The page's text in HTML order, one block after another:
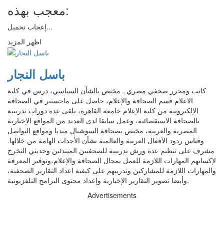
معجب بهذه:
إعجابتحميل...
اظهر المزيد
باسل النجار
كاتب ومحرر صحفي مصري ـ مختص بالشأن السياسي، درس في كلية
الاعلام قسم الصحافة والإعلام، حاصل على ماجستير في الصحافة
الإلكترونية من كلية الإعلام جامعة القاهرة، تلقى عدة دورات تدريبية
بالصحافة الاستقصائية، وعمل سابقا لدى العديد من المواقع الإخبارية
المصرية والعربية، مختص بصحافة السوشيال ميديا ومواقع التواصل
وقياس ردود الأفعال العربية والعالمية بشأن الأحداث الهامة من خلالها.
مشرف على تنظيم عدة ورش تدريبية للصحفيين المبتدئين وحديثي التخرج
لإكسابهم المهارات اللازمة للعمل بمجال الصحافة والإعلام،وتوفير المعرفة
والمهارات اللازمة للمشاركين وتدريبهم على كيفية اعداد التقارير الصحفية،
وأيضا تصوير التقارير الإخبارية وإعداد محتوى البرامج التلفزيونية.
Advertisements